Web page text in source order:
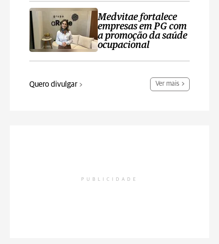
Medvitae fortalece
empresas em PG com
a promoção da saúde
ocupacional
Quero divulgar Ver mais
PUBLICIDADE